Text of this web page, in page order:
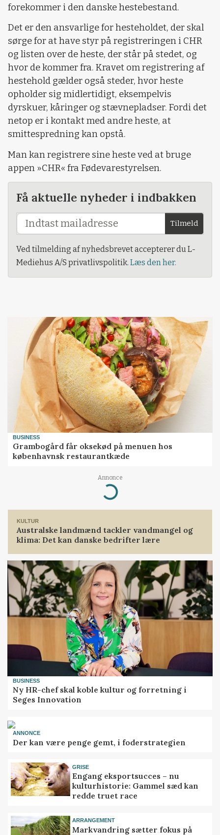
forekommer i den danske hestebestand.
Det er den ansvarlige for hesteholdet, der skal
sørge for at have styr på registreringen i CHR
og listen over de heste, der står på stedet, og
hvor de kommer fra. Kravet om registrering af
hestehold gælder også steder, hvor heste
opholder sig midlertidigt, eksempelvis
dyrskuer, kåringer og stævnepladser. Fordi det
netop er i kontakt med andre heste, at
smittespredning kan opstå.
Man kan registrere sine heste ved at bruge
appen »CHR« fra Fødevarestyrelsen.
Få aktuelle nyheder i indbakken
Tilmeld
Ved tilmelding af nyhedsbrevet accepterer du L-
Mediehus A/S privatlivspolitik. Læs den her.
BUSINESS
Grambogård får oksekød på menuen hos
københavnsk restaurantkæde
Annonce
Loading...
KULTUR
Australske landmænd tackler vandmangel og
klima: Det kan danske bedrifter lære
BUSINESS
Ny HR-chef skal koble kultur og forretning i
Seges Innovation
ANNONCE
Der kan være penge gemt, i foderstrategien
GRISE
Engang eksportsucces – nu
kulturhistorie: Gammel sæd kan
redde truet race
ARRANGEMENT
Markvandring sætter fokus på